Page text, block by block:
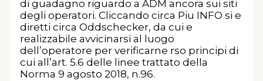
di guadagno riguardo a ADM ancora sui siti
degli operatori. Cliccando circa Piu INFO si e
diretti circa Oddschecker, da cui e
realizzabile avvicinarsi al luogo
dell’operatore per verificarne rso principi di
cui all’art. 5.6 delle linee trattato della
Norma 9 agosto 2018, n.96.